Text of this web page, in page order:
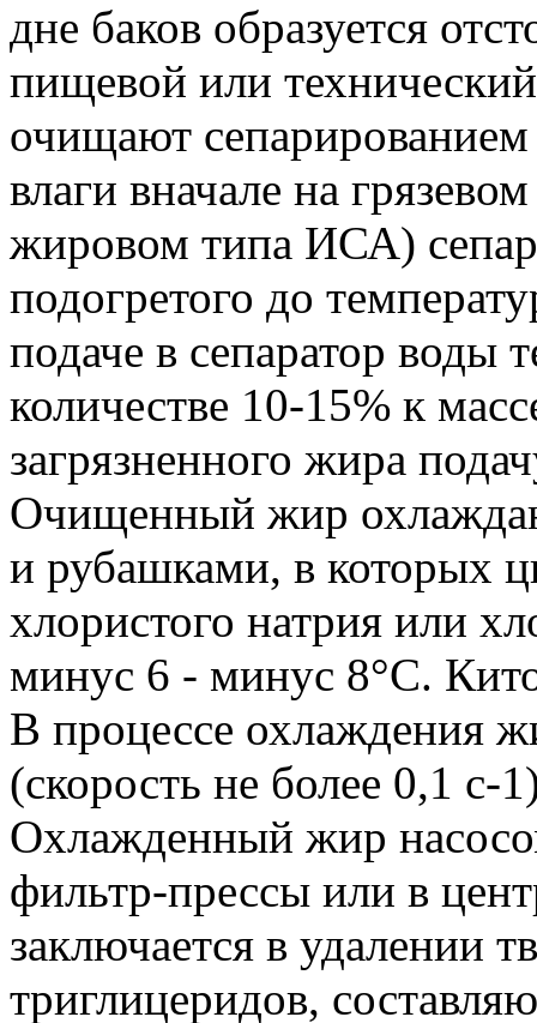
дне баков образуется
пищевой или
очищают сепарированием
влаги вначале на
жировом типа ИСА)
подогретого до
подаче в сепаратор воды
количестве 10-15% к
загрязненного жира
Очищенный жир
и рубашками, в которых
хлористого натрия или
минус 6 - минус 8°С.
В процессе охлаждения
(скорость не более 0,1 с-
Охлажденный жир
фильтр-прессы или в
заключается в удалении
триглицеридов,